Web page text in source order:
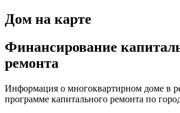
Дом на карте
Финансирование
ремонта
Информация о многоквартирном доме в
программе капитального ремонта по